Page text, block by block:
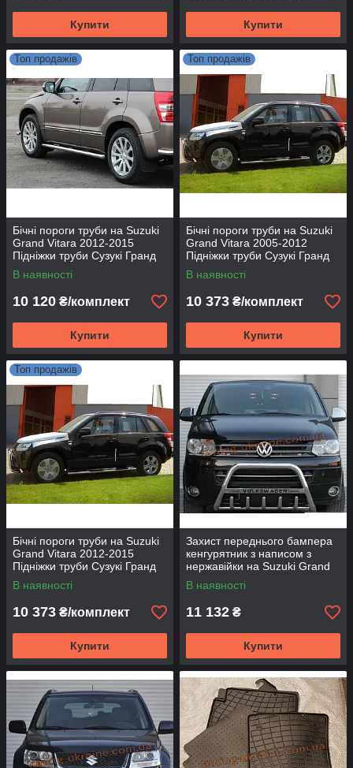
Купити Купити
Топ продажів
Бічні пороги труби на Suzuki
Grand Vitara 2012-2015
Підніжки труби Сузукі Гранд
Вітара D60 без накладок
В наявності
10 120 ₴/комплект
Купити
Топ продажів
Бічні пороги труби на Suzuki
Grand Vitara 2005-2012
Підніжки труби Сузукі Гранд
Вітара D60 з накладками
В наявності
10 373 ₴/комплект
Купити
Топ продажів
Бічні пороги труби на Suzuki
Grand Vitara 2012-2015
Підніжки труби Сузукі Гранд
Вітара D60 з накладками
В наявності
10 373 ₴/комплект
Купити
Захист переднього бампера
кенгурятник з написом з
нержавійки на Suzuki Grand
Vitara 2006-2015
В наявності
11 132 ₴
Купити